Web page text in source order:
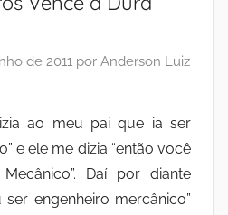
de 2011 por Anderson Luiz
ao meu pai que ia ser
e ele me dizia “então você
Daí por diante
engenheiro mercânico”